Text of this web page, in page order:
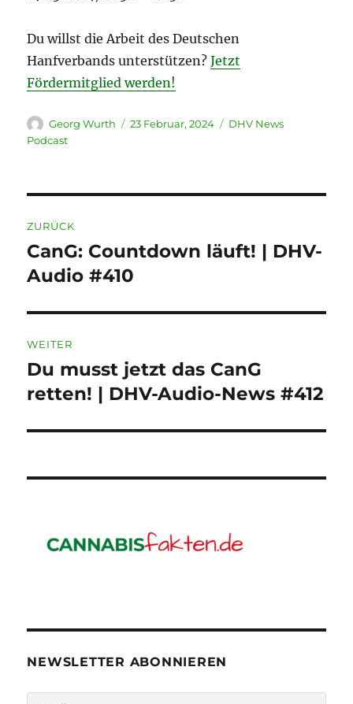
Du willst die Arbeit des Deutschen
Hanfverbands unterstützen?Jetzt
Fördermitglied werden!
Autor
Georg Wurth
Veröffentlicht
23 Februar, 2024 Kategorien
DHV News
Podcast
ZURÜCK
Vorheriger
Beitrag:
CanG: Countdown läuft! | DHV-
Audio #410
WEITER
Nächster
Beitrag:
Du musst jetzt das CanG
retten! | DHV-Audio-News #412
NEWSLETTER ABONNIEREN